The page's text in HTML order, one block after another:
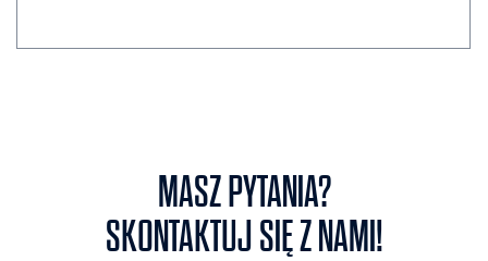
MASZ PYTANIA?
SKONTAKTUJ SIĘ Z NAMI!